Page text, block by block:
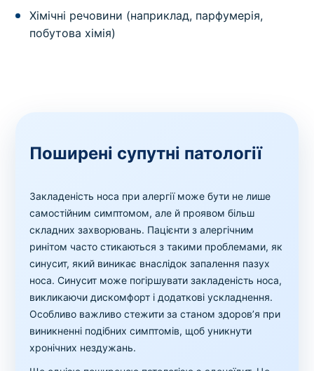
Хімічні речовини (наприклад, парфумерія,
побутова хімія)
Поширені супутні патології
Закладеність носа при алергії може бути не лише
самостійним симптомом, але й проявом більш
складних захворювань. Пацієнти з алергічним
ринітом часто стикаються з такими проблемами, як
синусит, який виникає внаслідок запалення пазух
носа. Синусит може погіршувати закладеність носа,
викликаючи дискомфорт і додаткові ускладнення.
Особливо важливо стежити за станом здоров’я при
виникненні подібних симптомів, щоб уникнути
хронічних нездужань.